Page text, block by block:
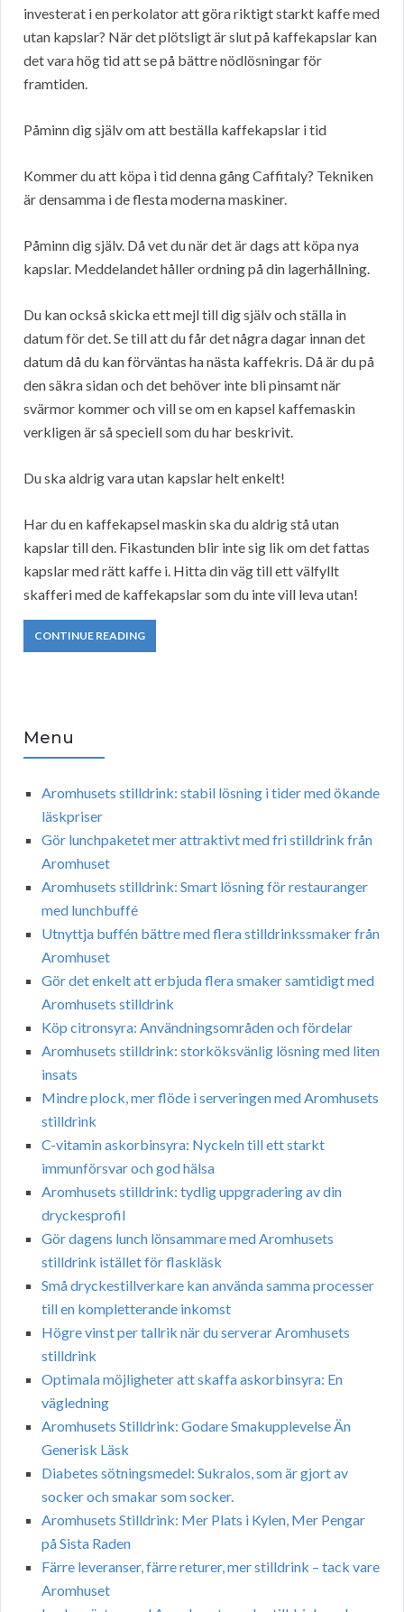
investerat i en perkolator att göra riktigt starkt kaffe med
utan kapslar? När det plötsligt är slut på kaffekapslar kan
det vara hög tid att se på bättre nödlösningar för
framtiden.
Påminn dig själv om att beställa kaffekapslar i tid
Kommer du att köpa i tid denna gång Caffitaly? Tekniken
är densamma i de flesta moderna maskiner.
Påminn dig själv. Då vet du när det är dags att köpa nya
kapslar. Meddelandet håller ordning på din lagerhållning.
Du kan också skicka ett mejl till dig själv och ställa in
datum för det. Se till att du får det några dagar innan det
datum då du kan förväntas ha nästa kaffekris. Då är du på
den säkra sidan och det behöver inte bli pinsamt när
svärmor kommer och vill se om en kapsel kaffemaskin
verkligen är så speciell som du har beskrivit.
Du ska aldrig vara utan kapslar helt enkelt!
Har du en kaffekapsel maskin ska du aldrig stå utan
kapslar till den. Fikastunden blir inte sig lik om det fattas
kapslar med rätt kaffe i. Hitta din väg till ett välfyllt
skafferi med de kaffekapslar som du inte vill leva utan!
CONTINUE READING
Menu
Aromhusets stilldrink: stabil lösning i tider med ökande
läskpriser
Gör lunchpaketet mer attraktivt med fri stilldrink från
Aromhuset
Aromhusets stilldrink: Smart lösning för restauranger
med lunchbuffé
Utnyttja buffén bättre med flera stilldrinkssmaker från
Aromhuset
Gör det enkelt att erbjuda flera smaker samtidigt med
Aromhusets stilldrink
Köp citronsyra: Användningsområden och fördelar
Aromhusets stilldrink: storköksvänlig lösning med liten
insats
Mindre plock, mer flöde i serveringen med Aromhusets
stilldrink
C-vitamin askorbinsyra: Nyckeln till ett starkt
immunförsvar och god hälsa
Aromhusets stilldrink: tydlig uppgradering av din
dryckesprofil
Gör dagens lunch lönsammare med Aromhusets
stilldrink istället för flaskläsk
Små dryckestillverkare kan använda samma processer
till en kompletterande inkomst
Högre vinst per tallrik när du serverar Aromhusets
stilldrink
Optimala möjligheter att skaffa askorbinsyra: En
vägledning
Aromhusets Stilldrink: Godare Smakupplevelse Än
Generisk Läsk
Diabetes sötningsmedel: Sukralos, som är gjort av
socker och smakar som socker.
Aromhusets Stilldrink: Mer Plats i Kylen, Mer Pengar
på Sista Raden
Färre leveranser, färre returer, mer stilldrink – tack vare
Aromhuset